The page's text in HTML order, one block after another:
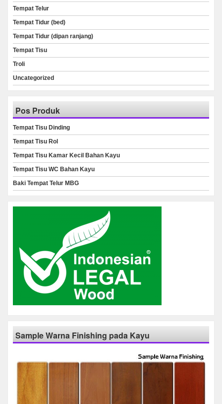
Tempat Telur
Tempat Tidur (bed)
Tempat Tidur (dipan ranjang)
Tempat Tisu
Troli
Uncategorized
Pos Produk
Tempat Tisu Dinding
Tempat Tisu Rol
Tempat Tisu Kamar Kecil Bahan Kayu
Tempat Tisu WC Bahan Kayu
Baki Tempat Telur MBG
Sample Warna Finishing pada Kayu